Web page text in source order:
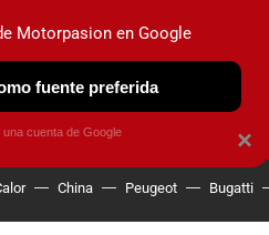
OBSERVATORIO
China Peugeot Bugatti
×
Motorpasion en Google
fuente preferida
cuenta de Google